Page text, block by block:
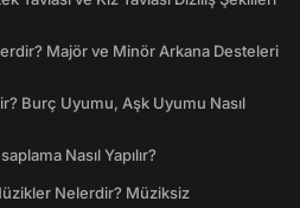
Majör ve Minör Arkana Desteleri
Burç Uyumu, Aşk Uyumu Nasıl
Nasıl Yapılır?
Nelerdir? Müziksiz